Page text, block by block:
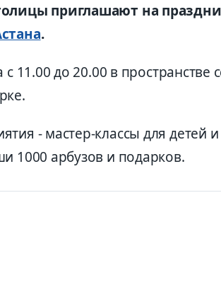
приглашают на
.
11.00 до 20.00 в пространстве
- мастер-классы для детей
1000 арбузов и подарков.